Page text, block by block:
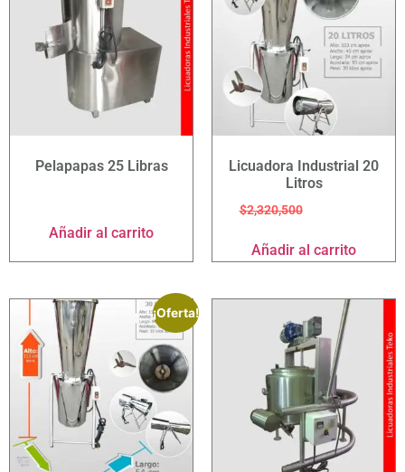
Pelapapas 25 Libras
Añadir al carrito
Licuadora Industrial 20
Litros
$2,320,500
Añadir al carrito
¡Oferta!